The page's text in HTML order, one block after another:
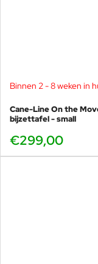
Binnen 2 - 8 weken in
Cane-Line On the
bijzettafel - small
€299,00